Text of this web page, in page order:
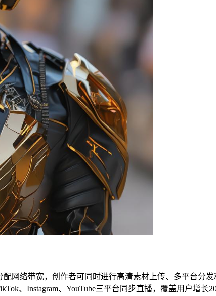
网络带宽，创作者可同时进行高清素材上传、多平台分
、Instagram、YouTube三平台同步直播，覆盖用户增